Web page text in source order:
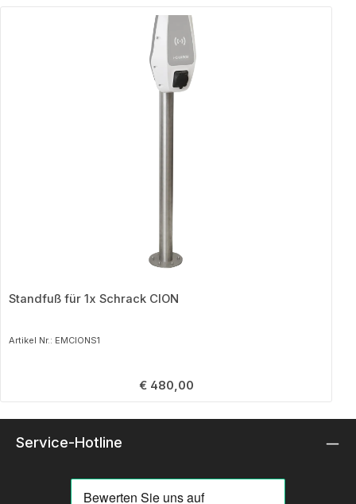
Standfuß für 1x Schrack CION
Artikel Nr.: EMCIONS1
Regulärer Preis:
€ 480,00
Service-Hotline